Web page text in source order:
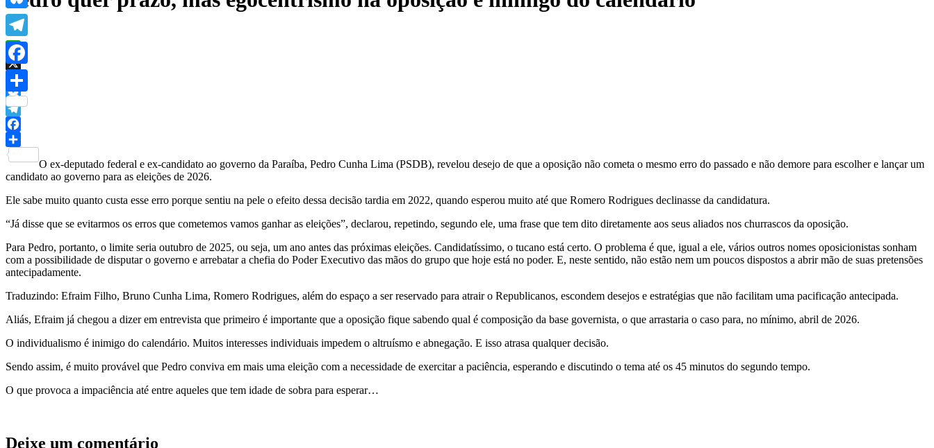
WhatsApp
X
Threads
Bluesky
Telegram
Facebook
O ex-deputado federal e ex-candidato ao governo da Paraíba, Pedro Cunha Lima (PSDB), revelou desejo de que a oposição não cometa o mesmo erro do passado e não demore para escolher e lançar um
candidato ao governo para as eleições de 2026.
Ele sabe muito quanto custa esse erro porque sentiu na pele o efeito dessa decisão tardia em 2022, quando esperou muito até que Romero Rodrigues declinasse da candidatura.
“Já disse que se evitarmos os erros que cometemos vamos ganhar as eleições”, declarou, repetindo, segundo ele, uma frase que tem dito diretamente aos seus aliados nos churrascos da oposição.
Para Pedro, portanto, o limite seria outubro de 2025, ou seja, um ano antes das próximas eleições. Candidatíssimo, o tucano está certo. O problema é que, igual a ele, vários outros nomes oposicionistas sonham
com a possibilidade de disputar o governo e arrebatar a chefia do Poder Executivo das mãos do grupo que hoje está no poder. E, neste sentido, não estão nem um poucos dispostos a abrir mão de suas pretensões
antecipadamente.
Traduzindo: Efraim Filho, Bruno Cunha Lima, Romero Rodrigues, além do espaço a ser reservado para atrair o Republicanos, escondem desejos e estratégias que não facilitam uma pacificação antecipada.
Aliás, Efraim já chegou a dizer em entrevista que primeiro é importante que a oposição fique sabendo qual é composição da base governista, o que arrastaria o caso para, no mínimo, abril de 2026.
O individualismo é inimigo do calendário. Muitos interesses individuais impedem o altruísmo e abnegação. E isso atrasa qualquer decisão.
Sendo assim, é muito provável que Pedro conviva em mais uma eleição com a necessidade de exercitar a paciência, esperando e discutindo o tema até os 45 minutos do segundo tempo.
O que provoca a impaciência até entre aqueles que tem idade de sobra para esperar…
Deixe um comentário
Bluesky
Telegram
Facebook
Share